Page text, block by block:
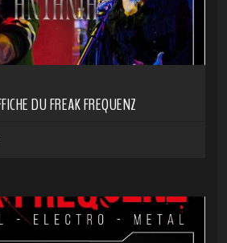
DU FREAK FREQUENZ